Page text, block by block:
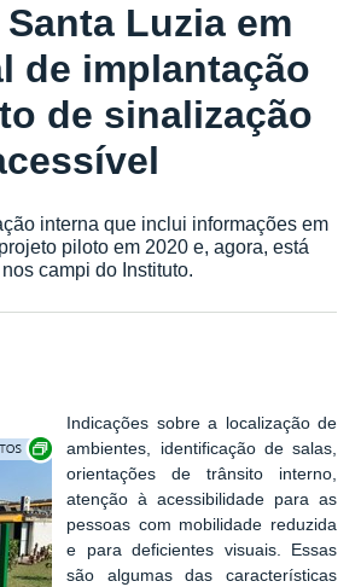
Luzia em
de implantação
de sinalização
interna que inclui informações em
piloto em 2020 e, agora, está
campi do Instituto.
Exibir carrossel de imagens
Indicações sobre a localização de
ambientes, identificação de salas,
orientações de trânsito interno,
atenção à acessibilidade para as
pessoas com mobilidade reduzida
e para deficientes visuais. Essas
são algumas das características